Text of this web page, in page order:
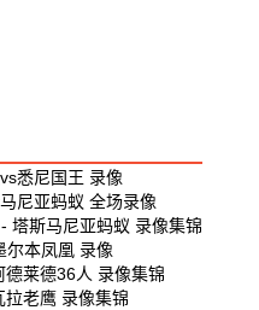
悉尼国王 录像
尼亚蚂蚁 全场录像
塔斯马尼亚蚂蚁 录像集锦
尔本凤凰 录像
莱德36人 录像集锦
老鹰 录像集锦